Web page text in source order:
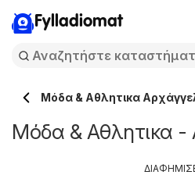
Fylladiomat
Μόδα & Aθλητικα
Μόδα & Aθλητικα -